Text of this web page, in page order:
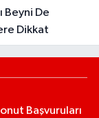
Dikkat
Başvuruları